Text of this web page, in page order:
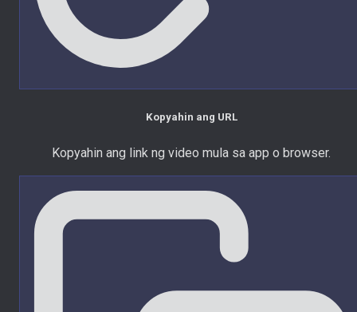
Kopyahin ang URL
Kopyahin ang link ng video mula sa app o browser.